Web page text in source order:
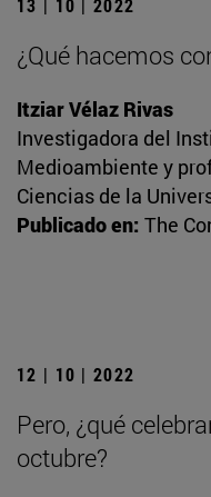
13 | 10 | 2022
¿Qué hacemos
Itziar Vélaz Rivas
Investigadora del
Medioambiente y
Ciencias de la
Publicado en: The
12 | 10 | 2022
Pero, ¿qué
octubre?